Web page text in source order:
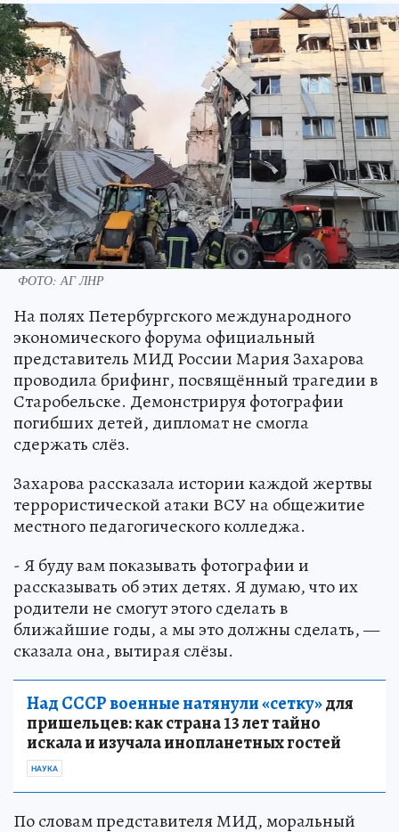
ФОТО: АГ ЛНР
На полях Петербургского международного
экономического форума официальный
представитель МИД России Мария Захарова
проводила брифинг, посвящённый трагедии в
Старобельске. Демонстрируя фотографии
погибших детей, дипломат не смогла
сдержать слёз.
Захарова рассказала истории каждой жертвы
террористической атаки ВСУ на общежитие
местного педагогического колледжа.
- Я буду вам показывать фотографии и
рассказывать об этих детях. Я думаю, что их
родители не смогут этого сделать в
ближайшие годы, а мы это должны сделать, —
сказала она, вытирая слёзы.
Над СССР военные натянули «сетку»для
пришельцев: как страна 13 лет тайно
искала и изучала инопланетных гостей
НАУКА
По словам представителя МИД, моральный